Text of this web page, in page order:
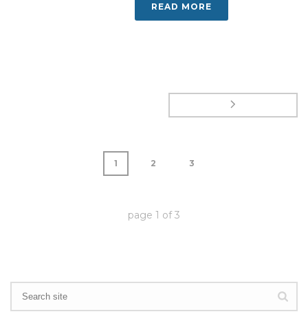
READ MORE
1 2 3
page 1 of3